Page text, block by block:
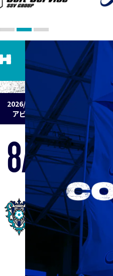
2026/27 明治安田J1リーグ 第2節
アビスパ福岡 vs セレッソ大阪
8/15Sat. 19:00
VS